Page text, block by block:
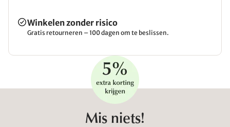
Winkelen zonder risico
Gratis retourneren – 100 dagen om te beslissen.
Mis niets!